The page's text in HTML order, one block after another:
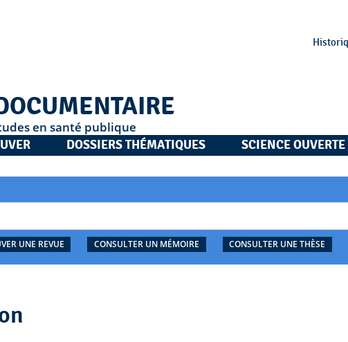
en santé publique
DOSSIERS THÉMATIQUES SCIENCE OUVERTE
UNE REVUE CONSULTER UN MÉMOIRE CONSULTER UNE THÈSE